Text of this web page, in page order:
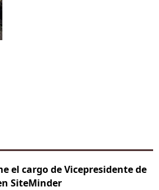
el cargo de Vicepresidente de
SiteMinder